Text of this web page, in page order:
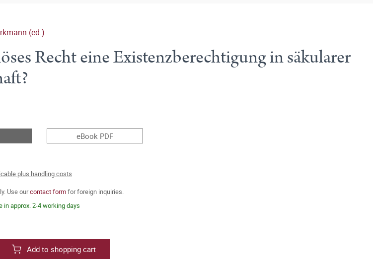
(ed.)
Recht eine Existenzberechtigung in säkularer
eBook PDF
plus handling costs
Use ourcontact formfor foreign inquiries.
in approx. 2-4 working days
Add to shopping cart